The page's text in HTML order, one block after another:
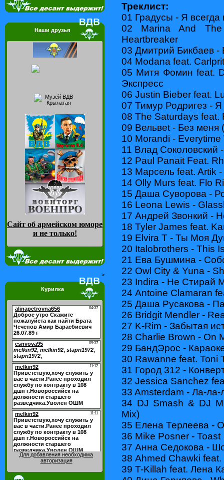
Наши друзья
Сайт об армейском юморе
и не только!
>
Курилка
Для добавления необходима
авторизация
Треклист:
01 Градусы - Я
02 Marina And
Heartbreaker
03 Дмитрий Бикбаев -
04 Modana feat.
05 Митя Фомин feat.
Экспресс
06 Justin Bieber feat.
07 Тимур Родригез -
08 The Saturdays feat.
09 Вельвеt - Без меня
10 Morandi -
11 Влад Соколовский
12 Paul Panait Feat.
13 Марсель feat. Artik
14 Olly Murs feat. Flo
15 Даша Суворова -
16 Leona Lewis -
17 Андрей Звонкий -
18 Tyler James feat.
19 Elvira T - Ты Моя
20 Italobrothers - This
21 Ева Бушмина -
22 Owl City & Yuna -
23 Indira - Не Стирай
24 Antoine Clamaran
25 Даша Русакова -
26 Bridgit Mendler -
27 K-Rim - Забытая
28 Charlie Brown - On
29 БандЭрос -
30 Rawanne feat. Toni
31 Город 312 -
32 Jessica Sanchez
33 Amsterdam - Ла-ла-
34 DJ Smash & DJ
Mix)
35 Елена Терлеева -
36 Mike Posner - Toast
37 Анна Седокова -
38 Ahmed Chawki
39 T-Killah feat. Лена